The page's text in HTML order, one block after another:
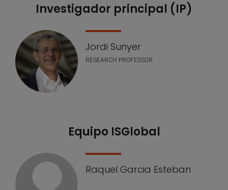
Nuestro equipo
Investigador principal (IP)
Jordi Sunyer
RESEARCH PROFESSOR
Equipo ISGlobal
Raquel Garcia Esteban